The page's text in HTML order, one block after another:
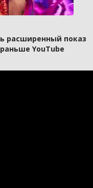
расширенный показ
YouTube